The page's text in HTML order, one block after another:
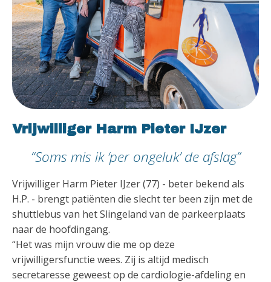
Vrijwilliger Harm Pieter IJzer
“Soms mis ik ‘per ongeluk’ de afslag”
Vrijwilliger Harm Pieter IJzer (77) - beter bekend als
H.P. - brengt patiënten die slecht ter been zijn met de
shuttlebus van het Slingeland van de parkeerplaats
naar de hoofdingang.
“Het was mijn vrouw die me op deze
vrijwilligersfunctie wees. Zij is altijd medisch
secretaresse geweest op de cardiologie-afdeling en